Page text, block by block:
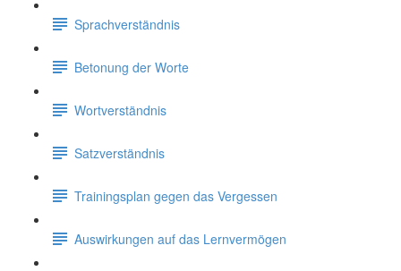
Sprachverständnis
Betonung der Worte
Wortverständnis
Satzverständnis
Trainingsplan gegen das Vergessen
Auswirkungen auf das Lernvermögen